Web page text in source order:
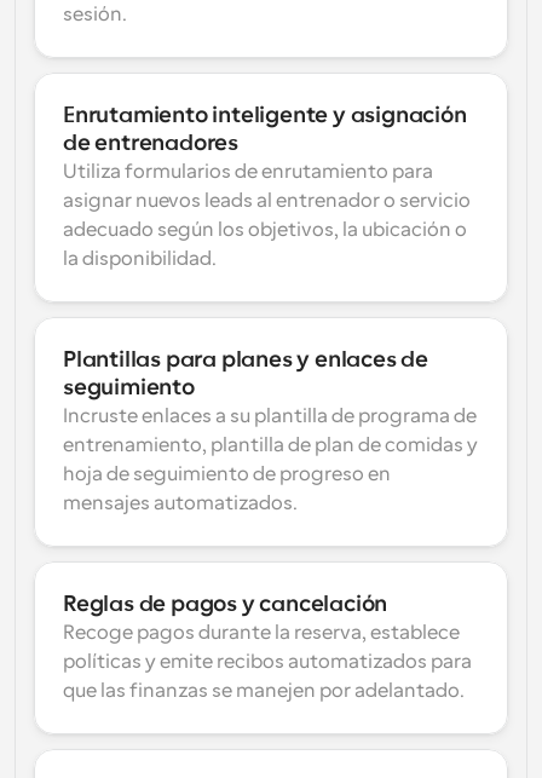
sesión.
Enrutamiento inteligente y asignación
de entrenadores
Utiliza formularios de enrutamiento para
asignar nuevos leads al entrenador o servicio
adecuado según los objetivos, la ubicación o
la disponibilidad.
Plantillas para planes y enlaces de
seguimiento
Incruste enlaces a su plantilla de programa de
entrenamiento, plantilla de plan de comidas y
hoja de seguimiento de progreso en
mensajes automatizados.
Reglas de pagos y cancelación
Recoge pagos durante la reserva, establece
políticas y emite recibos automatizados para
que las finanzas se manejen por adelantado.